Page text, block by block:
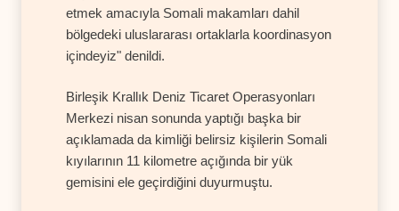
etmek amacıyla Somali makamları dahil
bölgedeki uluslararası ortaklarla koordinasyon
içindeyiz" denildi.
Birleşik Krallık Deniz Ticaret Operasyonları
Merkezi nisan sonunda yaptığı başka bir
açıklamada da kimliği belirsiz kişilerin Somali
kıyılarının 11 kilometre açığında bir yük
gemisini ele geçirdiğini duyurmuştu.